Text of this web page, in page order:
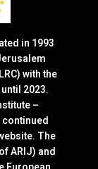
in 1993
with the
2023.
–
The
ARIJ) and